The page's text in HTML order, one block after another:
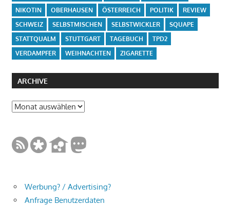
NIKOTIN
OBERHAUSEN ÖSTERREICH POLITIK
REVIEW
SCHWEIZ
SELBSTMISCHEN SELBSTWICKLER
SQUAPE
STATTQUALM
STUTTGART TAGEBUCH
TPD2
VERDAMPFER
WEIHNACHTEN ZIGARETTE
ARCHIVE
Archive
Werbung? / Advertising?
Anfrage Benutzerdaten